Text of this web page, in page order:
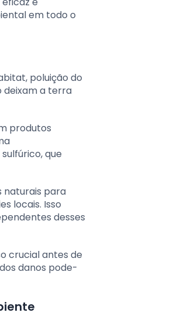
em todo o
poluição do
deixam a terra
produtos
que
naturais para
locais. Isso
desses
crucial antes de
danos pode-